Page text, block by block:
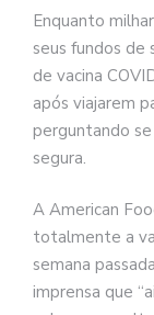
Enquanto
seus fundos de
de vacina
após viajarem
perguntando
segura.
A American
totalmente a
semana
imprensa que